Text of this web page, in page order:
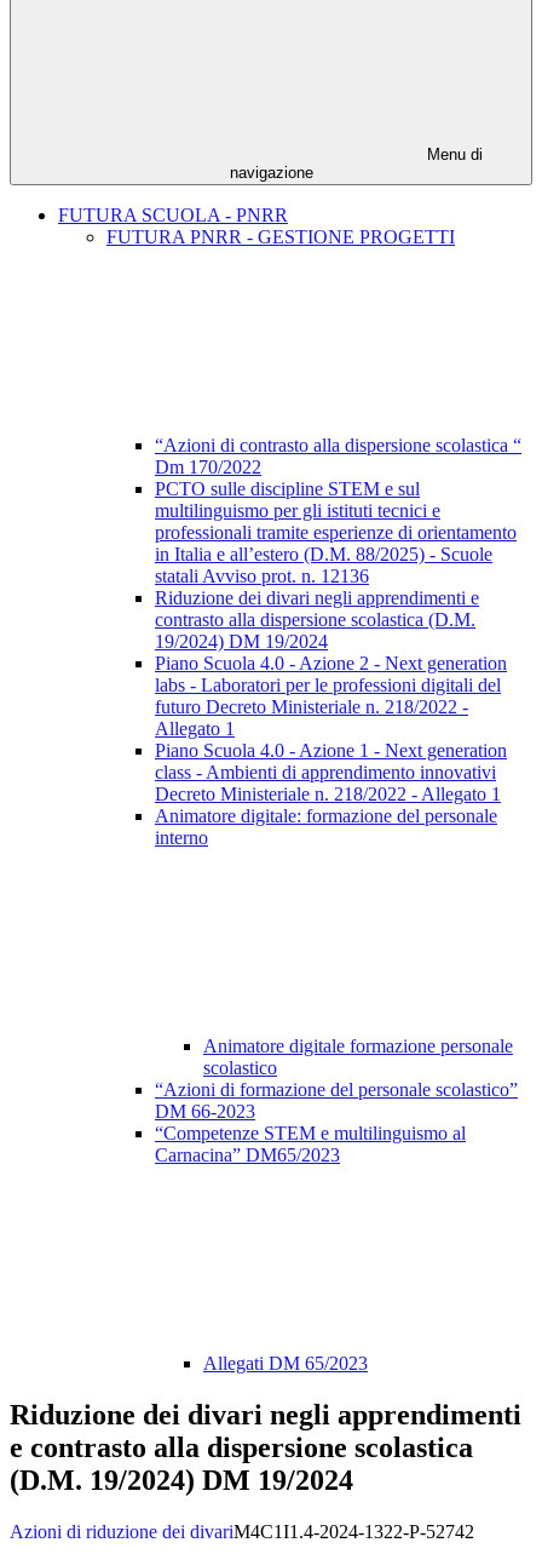
Menu di
navigazione
FUTURA SCUOLA - PNRR
FUTURA PNRR - GESTIONE PROGETTI
“Azioni di contrasto alla dispersione scolastica “
Dm 170/2022
PCTO sulle discipline STEM e sul
multilinguismo per gli istituti tecnici e
professionali tramite esperienze di orientamento
in Italia e all’estero (D.M. 88/2025) - Scuole
statali Avviso prot. n. 12136
Riduzione dei divari negli apprendimenti e
contrasto alla dispersione scolastica (D.M.
19/2024) DM 19/2024
Piano Scuola 4.0 - Azione 2 - Next generation
labs - Laboratori per le professioni digitali del
futuro Decreto Ministeriale n. 218/2022 -
Allegato 1
Piano Scuola 4.0 - Azione 1 - Next generation
class - Ambienti di apprendimento innovativi
Decreto Ministeriale n. 218/2022 - Allegato 1
Animatore digitale: formazione del personale
interno
Animatore digitale formazione personale
scolastico
“Azioni di formazione del personale scolastico”
DM 66-2023
“Competenze STEM e multilinguismo al
Carnacina” DM65/2023
Allegati DM 65/2023
Riduzione dei divari negli apprendimenti
e contrasto alla dispersione scolastica
(D.M. 19/2024) DM 19/2024
Azioni di riduzione dei divariM4C1I1.4-2024-1322-P-52742